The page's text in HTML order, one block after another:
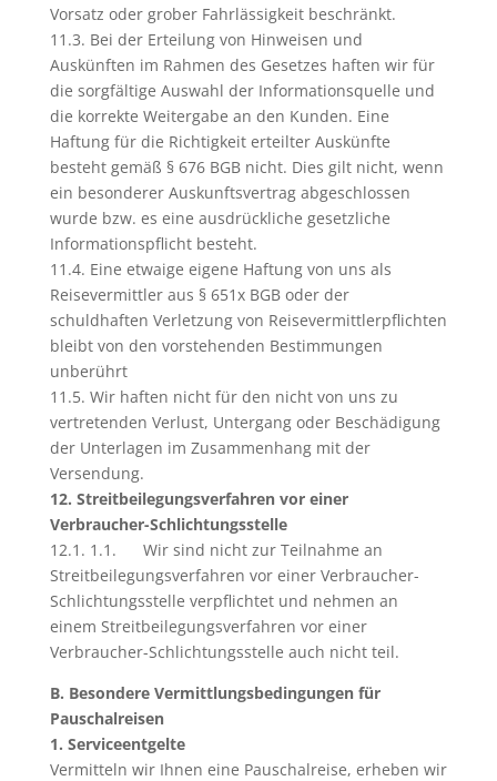
Vorsatz oder grober Fahrlässigkeit beschränkt.
11.3. Bei der Erteilung von Hinweisen und
Auskünften im Rahmen des Gesetzes haften wir für
die sorgfältige Auswahl der Informationsquelle und
die korrekte Weitergabe an den Kunden. Eine
Haftung für die Richtigkeit erteilter Auskünfte
besteht gemäß § 676 BGB nicht. Dies gilt nicht, wenn
ein besonderer Auskunftsvertrag abgeschlossen
wurde bzw. es eine ausdrückliche gesetzliche
Informationspflicht besteht.
11.4. Eine etwaige eigene Haftung von uns als
Reisevermittler aus § 651x BGB oder der
schuldhaften Verletzung von Reisevermittlerpflichten
bleibt von den vorstehenden Bestimmungen
unberührt
11.5. Wir haften nicht für den nicht von uns zu
vertretenden Verlust, Untergang oder Beschädigung
der Unterlagen im Zusammenhang mit der
Versendung.
12. Streitbeilegungsverfahren vor einer
Verbraucher-Schlichtungsstelle
12.1. 1.1. Wir sind nicht zur Teilnahme an
Streitbeilegungsverfahren vor einer Verbraucher-
Schlichtungsstelle verpflichtet und nehmen an
einem Streitbeilegungsverfahren vor einer
Verbraucher-Schlichtungsstelle auch nicht teil.
B. Besondere Vermittlungsbedingungen für
Pauschalreisen
1. Serviceentgelte
Vermitteln wir Ihnen eine Pauschalreise, erheben wir